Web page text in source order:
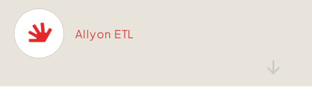
↓
Allyon ETL